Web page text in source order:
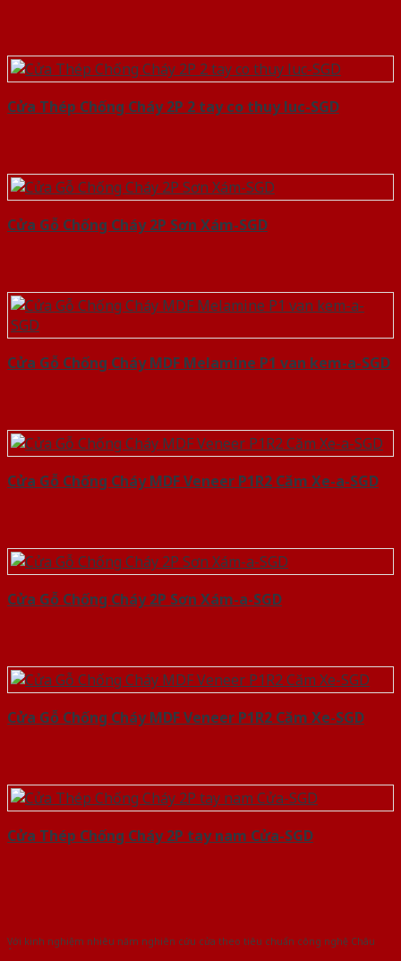
Cửa Thép Chống Cháy 2P 2 tay co thuy luc-SGD
Cửa Gỗ Chống Cháy 2P Sơn Xám-SGD
Cửa Gỗ Chống Cháy MDF Melamine P1 van kem-a-SGD
Cửa Gỗ Chống Cháy MDF Veneer P1R2 Căm Xe-a-SGD
Cửa Gỗ Chống Cháy 2P Sơn Xám-a-SGD
Cửa Gỗ Chống Cháy MDF Veneer P1R2 Căm Xe-SGD
Cửa Thép Chống Cháy 2P tay nam Cửa-SGD
Với kinh nghiệm nhiêu năm nghiên cứu cửa theo tiêu chuẩn công nghệ Châu
Âu.Chúng tôi tự tin là nhà sản xuất & cung cấp hàng đầu tại Việt Nam!